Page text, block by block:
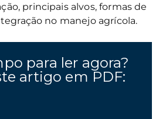
principais alvos, formas de
no manejo agrícola.
para ler agora?
artigo em PDF: